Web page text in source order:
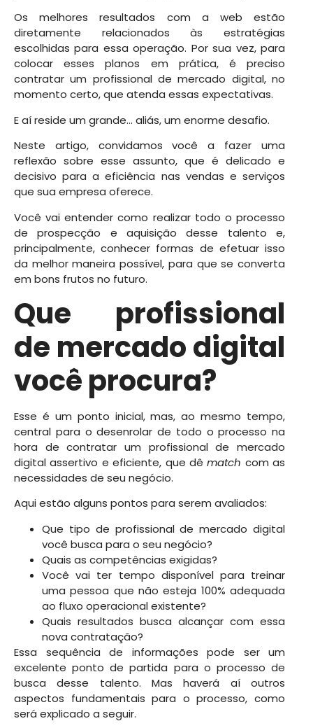
Os melhores resultados com a web estão
diretamente relacionados às estratégias
escolhidas para essa operação. Por sua vez, para
colocar esses planos em prática, é preciso
contratar um profissional de mercado digital, no
momento certo, que atenda essas expectativas.
E aí reside um grande… aliás, um enorme desafio.
Neste artigo, convidamos você a fazer uma
reflexão sobre esse assunto, que é delicado e
decisivo para a eficiência nas vendas e serviços
que sua empresa oferece.
Você vai entender como realizar todo o processo
de prospecção e aquisição desse talento e,
principalmente, conhecer formas de efetuar isso
da melhor maneira possível, para que se converta
em bons frutos no futuro.
Que profissional
de mercado digital
você procura?
Esse é um ponto inicial, mas, ao mesmo tempo,
central para o desenrolar de todo o processo na
hora de contratar um profissional de mercado
digital assertivo e eficiente, que dê match com as
necessidades de seu negócio.
Aqui estão alguns pontos para serem avaliados:
Que tipo de profissional de mercado digital
você busca para o seu negócio?
Quais as competências exigidas?
Você vai ter tempo disponível para treinar
uma pessoa que não esteja 100% adequada
ao fluxo operacional existente?
Quais resultados busca alcançar com essa
nova contratação?
Essa sequência de informações pode ser um
excelente ponto de partida para o processo de
busca desse talento. Mas haverá aí outros
aspectos fundamentais para o processo, como
será explicado a seguir.